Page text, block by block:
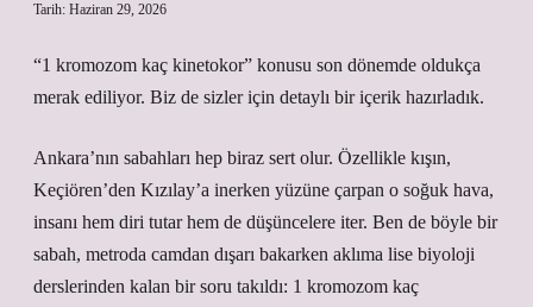
Tarih: Haziran 29, 2026
“1 kromozom kaç kinetokor” konusu son dönemde oldukça
merak ediliyor. Biz de sizler için detaylı bir içerik hazırladık.
Ankara’nın sabahları hep biraz sert olur. Özellikle kışın,
Keçiören’den Kızılay’a inerken yüzüne çarpan o soğuk hava,
insanı hem diri tutar hem de düşüncelere iter. Ben de böyle bir
sabah, metroda camdan dışarı bakarken aklıma lise biyoloji
derslerinden kalan bir soru takıldı: 1 kromozom kaç